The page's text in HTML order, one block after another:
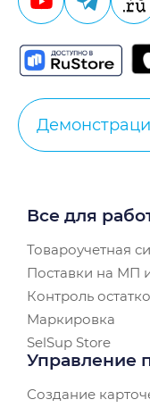
Все для
Товароучетная
Поставки на МП
Контроль
Маркировка
SelSup Store
Управление
Создание